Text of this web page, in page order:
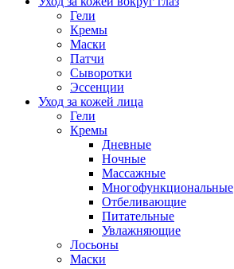
Гели
Кремы
Маски
Патчи
Сыворотки
Эссенции
Уход за кожей лица
Гели
Кремы
Дневные
Ночные
Массажные
Многофункциональные
Отбеливающие
Питательные
Увлажняющие
Лосьоны
Маски